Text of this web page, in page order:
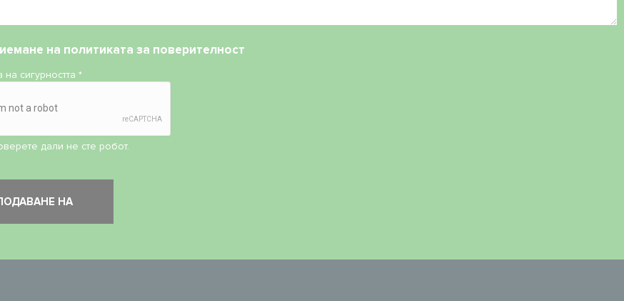
на политиката за поверителност
на сигурността*
дали не сте робот.